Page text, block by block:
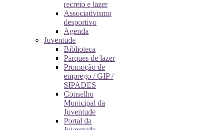
recreio e lazer
Associativismo
desportivo
Agenda
Juventude
Biblioteca
Parques de lazer
Promoção de
emprego / GIP /
SIPADES
Conselho
Municipal da
Juventude
Portal da